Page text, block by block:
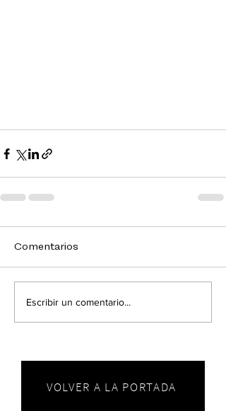
Comentarios
Escribir un comentario...
VOLVER A LA PORTADA